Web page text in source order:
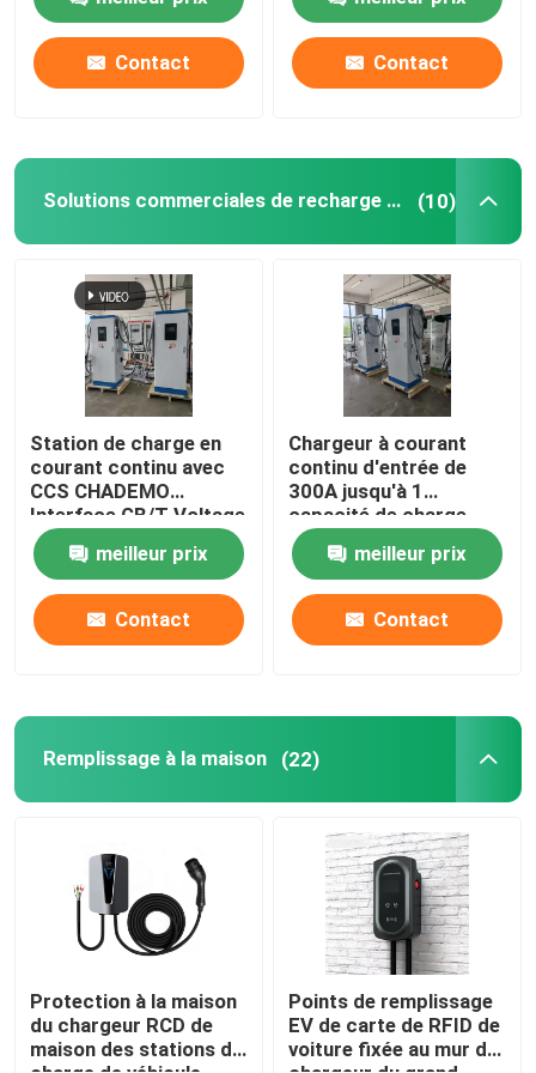
Visite d'usine
Nouvelles
Demandez une citation
Chargeur portatif d'ev
Solutions commerciales de recharge en courant
Type - 2 à dactylographier - câble de 2 EV
Type 1 pour dactylographier - le câble de 2 EV
disjoncteur de rccb
Adaptateurs de remplissage d'EV
Type - câble attaché par 2
Contact Contact
Solutions commerciales de recharge en courant continu (10)
Station de charge en
courant continu avec
CCS CHADEMO
Interface GB/T Voltage
de sortie standard
200-1000Vmeilleur prix
Contact
Chargeur à courant
continu d'entrée de
300A jusqu'à 1
capacité de charge
pour les besoins du
client
meilleur prix
Contact
Remplissage à la maison (22)
Protection à la maison
du chargeur RCD de
maison des stations de
Points de remplissage
EV de carte de RFID de
voiture fixée au mur de